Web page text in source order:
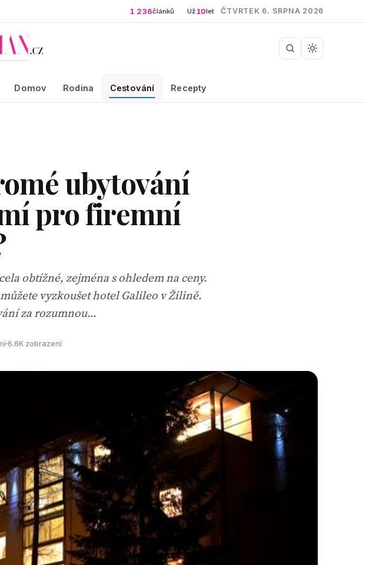
1 236článků Už10let ČTVRTEK 6. SRPNA 2026
Domov Rodina Cestování Recepty
ubytování
pro firemní
obtížné, zejména s ohledem na ceny.
vyzkoušet hotel Galileo v Žilině.
za rozumnou…
6.6K zobrazení